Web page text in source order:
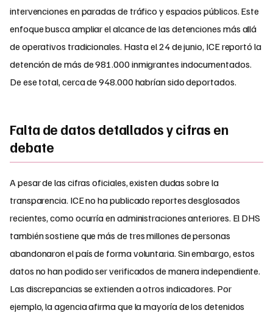
intervenciones en paradas de tráfico y espacios públicos. Este
enfoque busca ampliar el alcance de las detenciones más allá
de operativos tradicionales. Hasta el 24 de junio, ICE reportó la
detención de más de 981.000 inmigrantes indocumentados.
De ese total, cerca de 948.000 habrían sido deportados.
Falta de datos detallados y cifras en
debate
A pesar de las cifras oficiales, existen dudas sobre la
transparencia. ICE no ha publicado reportes desglosados
recientes, como ocurría en administraciones anteriores. El DHS
también sostiene que más de tres millones de personas
abandonaron el país de forma voluntaria. Sin embargo, estos
datos no han podido ser verificados de manera independiente.
Las discrepancias se extienden a otros indicadores. Por
ejemplo, la agencia afirma que la mayoría de los detenidos